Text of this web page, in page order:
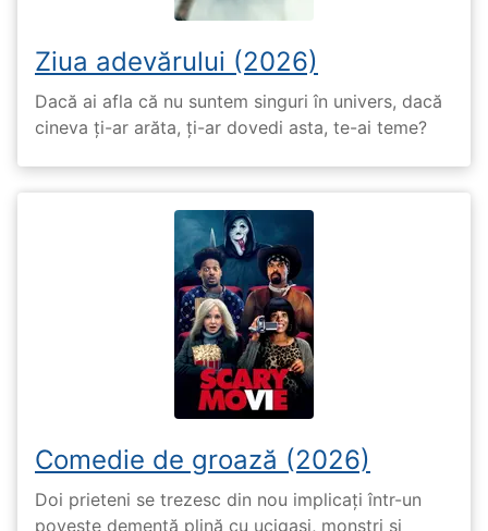
Ziua adevărului (2026)
Dacă ai afla că nu suntem singuri în univers, dacă
cineva ți-ar arăta, ți-ar dovedi asta, te-ai teme?
Comedie de groază (2026)
Doi prieteni se trezesc din nou implicați într-un
poveste dementă plină cu ucigași, monștri și